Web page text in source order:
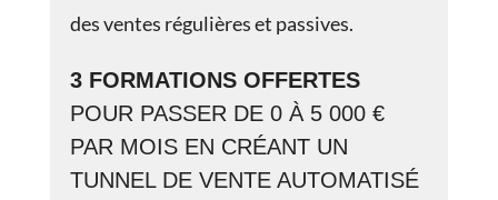
des ventes régulières et passives.
3 FORMATIONS OFFERTES
POUR PASSER DE 0 À 5 000 €
PAR MOIS EN CRÉANT UN
TUNNEL DE VENTE AUTOMATISÉ